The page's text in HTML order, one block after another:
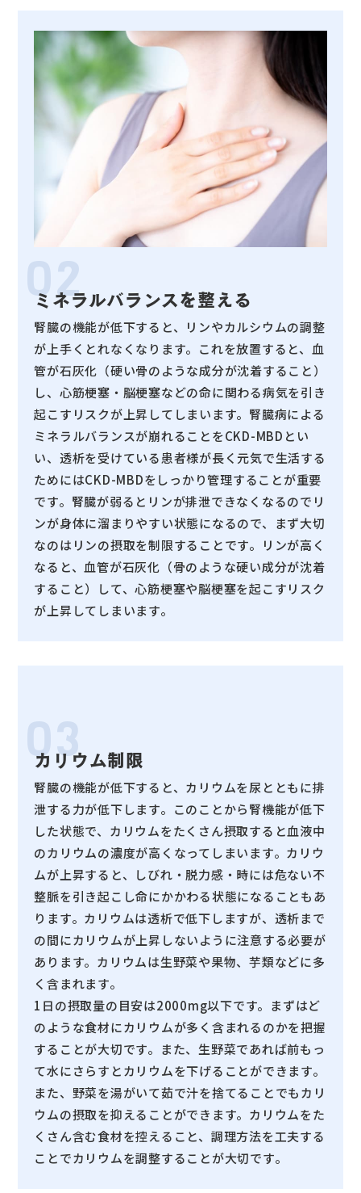
02
ミネラルバランスを整える
腎臓の機能が低下すると、リンやカルシウムの調整
が上手くとれなくなります。これを放置すると、血
管が石灰化（硬い骨のような成分が沈着すること）
し、心筋梗塞・脳梗塞などの命に関わる病気を引き
起こすリスクが上昇してしまいます。腎臓病による
ミネラルバランスが崩れることをCKD-MBDとい
い、透析を受けている患者様が長く元気で生活する
ためにはCKD-MBDをしっかり管理することが重要
です。腎臓が弱るとリンが排泄できなくなるのでリ
ンが身体に溜まりやすい状態になるので、まず大切
なのはリンの摂取を制限することです。リンが高く
なると、血管が石灰化（骨のような硬い成分が沈着
すること）して、心筋梗塞や脳梗塞を起こすリスク
が上昇してしまいます。
03
カリウム制限
腎臓の機能が低下すると、カリウムを尿とともに排
泄する力が低下します。このことから腎機能が低下
した状態で、カリウムをたくさん摂取すると血液中
のカリウムの濃度が高くなってしまいます。カリウ
ムが上昇すると、しびれ・脱力感・時には危ない不
整脈を引き起こし命にかかわる状態になることもあ
ります。カリウムは透析で低下しますが、透析まで
の間にカリウムが上昇しないように注意する必要が
あります。カリウムは生野菜や果物、芋類などに多
く含まれます。
1日の摂取量の目安は2000mg以下です。まずはど
のような食材にカリウムが多く含まれるのかを把握
することが大切です。また、生野菜であれば前もっ
て水にさらすとカリウムを下げることができます。
また、野菜を湯がいて茹で汁を捨てることでもカリ
ウムの摂取を抑えることができます。カリウムをた
くさん含む食材を控えること、調理方法を工夫する
ことでカリウムを調整することが大切です。